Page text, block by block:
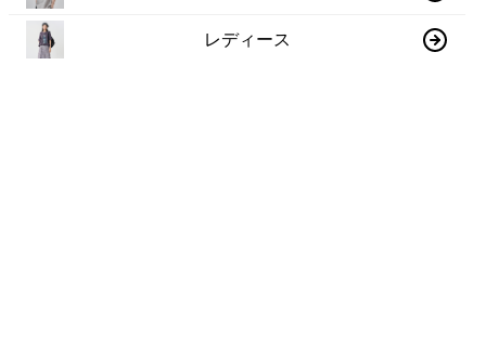
レディース